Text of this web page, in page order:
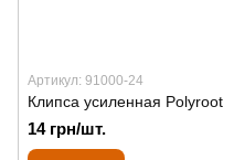
Артикул: 91000-24
Клипса усиленная Polyroot
14 грн/шт.